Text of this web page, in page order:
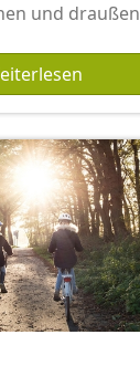
und draußen